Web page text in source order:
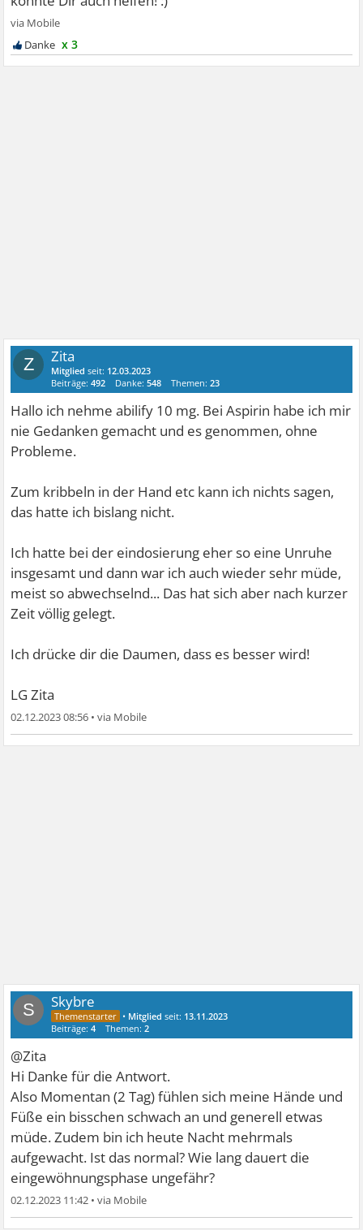
x 3
Z Zita
Mitglied seit: 12.03.2023
Beiträge:492 Danke:548 Themen:23
Hallo ich nehme abilify 10 mg. Bei Aspirin habe ich mir
nie Gedanken gemacht und es genommen, ohne
Probleme.
Zum kribbeln in der Hand etc kann ich nichts sagen,
das hatte ich bislang nicht.
Ich hatte bei der eindosierung eher so eine Unruhe
insgesamt und dann war ich auch wieder sehr müde,
meist so abwechselnd... Das hat sich aber nach kurzer
Zeit völlig gelegt.
Ich drücke dir die Daumen, dass es besser wird!
LG Zita
02.12.2023 08:56 •
S Skybre
• Mitglied seit: 13.11.2023
Beiträge:4 Themen:2
@Zita
Hi Danke für die Antwort.
Also Momentan (2 Tag) fühlen sich meine Hände und
Füße ein bisschen schwach an und generell etwas
müde. Zudem bin ich heute Nacht mehrmals
aufgewacht. Ist das normal? Wie lang dauert die
eingewöhnungsphase ungefähr?
02.12.2023 11:42 •